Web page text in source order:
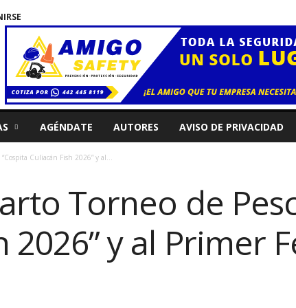
AGÉNDATE AUTORES AVISO DE PRIVACIDAD
Culiacán Fish 2026” y al...
Torneo de
2026” y al Primer